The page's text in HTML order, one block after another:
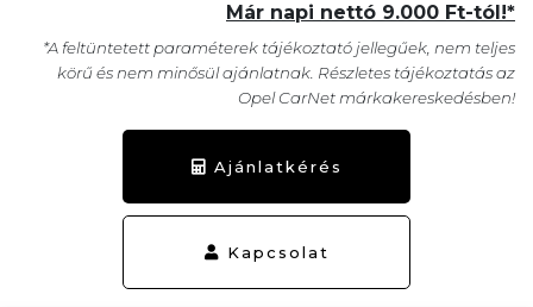
Már napi nettó 9.000 Ft-tól!*
*A feltüntetett paraméterek tájékoztató jellegűek, nem teljes
körű és nem minősül ajánlatnak. Részletes tájékoztatás az
Opel CarNet márkakereskedésben!
Ajánlatkérés
Kapcsolat